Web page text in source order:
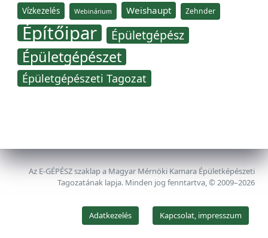
Vízkezelés Webinárium Weishaupt Zehnder
Építőipar Épületgépész
Épületgépészet
Épületgépészeti Tagozat
Az E-GÉPÉSZ szaklap a Magyar Mérnöki Kamara Épületképészeti
Tagozatának lapja. Minden jog fenntartva, © 2009–2026
Adatkezelés Kapcsolat, impresszum